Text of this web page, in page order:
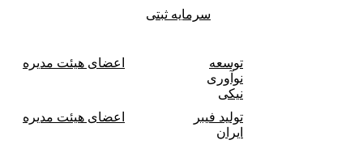
سرمایه ثبتی
توسعه
نوآوری
نیکی
اعضای هیئت مدیره
تولید فیبر
ایران
اعضای هیئت مدیره